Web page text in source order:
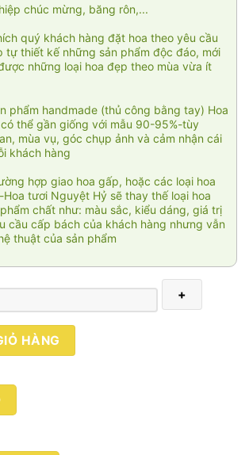
chúc mừng, băng rôn,...
quý khách hàng đặt hoa theo yêu cầu
tự thiết kế những sản phẩm độc đáo, mới
những loại hoa đẹp theo mùa vừa ít
phẩm handmade (thủ công bằng tay) Hoa
thể gần giống với mẫu 90-95%-tùy
mùa vụ, góc chụp ảnh và cảm nhận cái
khách hàng
hợp giao hoa gấp, hoặc các loại hoa
tươi Nguyệt Hỷ sẽ thay thế loại hoa
chất như: màu sắc, kiểu dáng, giá trị
cầu cấp bách của khách hàng nhưng vẫn
thuật của sản phẩm
HÀNG